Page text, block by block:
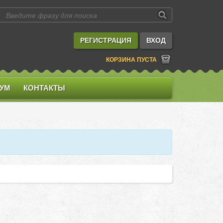
РЕГИСТРАЦИЯ ВХОД
КОРЗИНА ПУСТА
КОНТАКТЫ